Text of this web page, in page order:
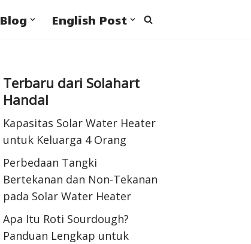
Blog English Post
Terbaru dari Solahart
Handal
Kapasitas Solar Water Heater
untuk Keluarga 4 Orang
Perbedaan Tangki
Bertekanan dan Non-Tekanan
pada Solar Water Heater
Apa Itu Roti Sourdough?
Panduan Lengkap untuk